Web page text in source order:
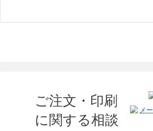
ご注文・印刷
に関する相談